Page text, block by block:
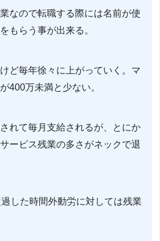
なので転職する際には名前が使
もらう事が出来る。
ど毎年徐々に上がっていく。マ
400万未満と少ない。
れて毎月支給されるが、とにか
ービス残業の多さがネックで退
した時間外動労に対しては残業